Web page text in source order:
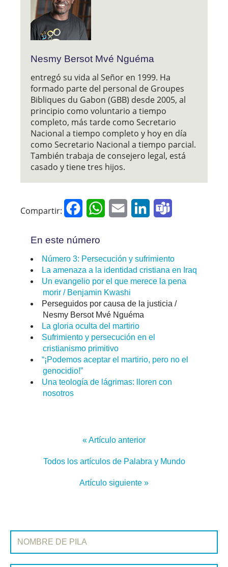
Nesmy Bersot Mvé Nguéma
entregó su vida al Señor en 1999. Ha
formado parte del personal de Groupes
Bibliques du Gabon (GBB) desde 2005, al
principio como voluntario a tiempo
completo, más tarde como Secretario
Nacional a tiempo completo y hoy en día
como Secretario Nacional a tiempo parcial.
También trabaja de consejero legal, está
casado y tiene tres hijos.
Compartir: FacebookWhatsApp
Email LinkedIn
En este número
Número 3: Persecución y sufrimiento
La amenaza a la identidad cristiana en Iraq
Un evangelio por el que merece la pena
morir / Benjamin Kwashi
Perseguidos por causa de la justicia /
Nesmy Bersot Mvé Nguéma
La gloria oculta del martirio
Sufrimiento y persecución en el
cristianismo primitivo
“¡Podemos aceptar el martirio, pero no el
genocidio!”
Una teología de lágrimas: lloren con
nosotros
« Artículo anterior
Todos los artículos de Palabra y Mundo
Artículo siguiente »
REGÍSTRATE EN PALABRA Y MUNDO
Nombre de pila: